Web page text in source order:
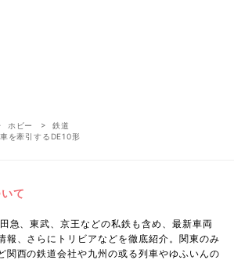
ホビー
鉄道
を牽引するDE10形
て
急、東武、京王などの私鉄も含め、最新車両
報、さらにトリビアなどを徹底紹介。関東のみ
関西の鉄道会社や九州の或る列車やゆふいんの